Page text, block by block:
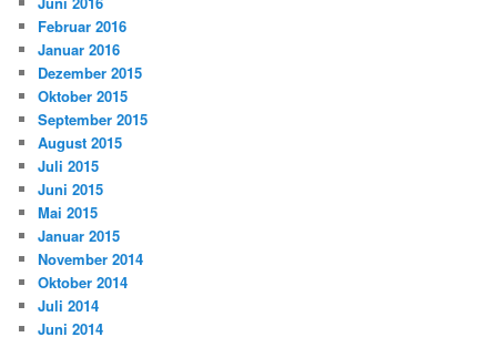
Februar 2016
Januar 2016
Dezember 2015
Oktober 2015
September 2015
August 2015
Juli 2015
Juni 2015
Mai 2015
Januar 2015
November 2014
Oktober 2014
Juli 2014
Juni 2014